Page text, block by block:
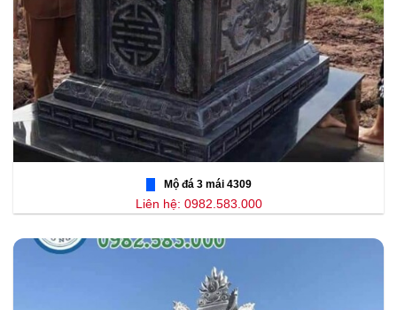
Mộ đá 3 mái 4309
Liên hệ: 0982.583.000